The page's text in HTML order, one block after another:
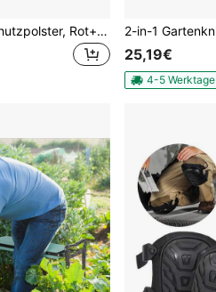
Rollendes Knieschutzpolster, Rot+Schwarz Schwammgepolstertes Knieschutzpolster, Beweglicher Kniewagen mit Werkzeugablage
25,19€
4-5 Werktage